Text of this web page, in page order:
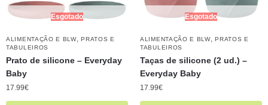
Esgotado
ALIMENTAÇÃO E BLW,PRATOS E
TABULEIROS
Prato de silicone – Everyday
Baby
17.99€
Esgotado
ALIMENTAÇÃO E BLW,PRATOS E
TABULEIROS
Taças de silicone (2 ud.) –
Everyday Baby
17.99€